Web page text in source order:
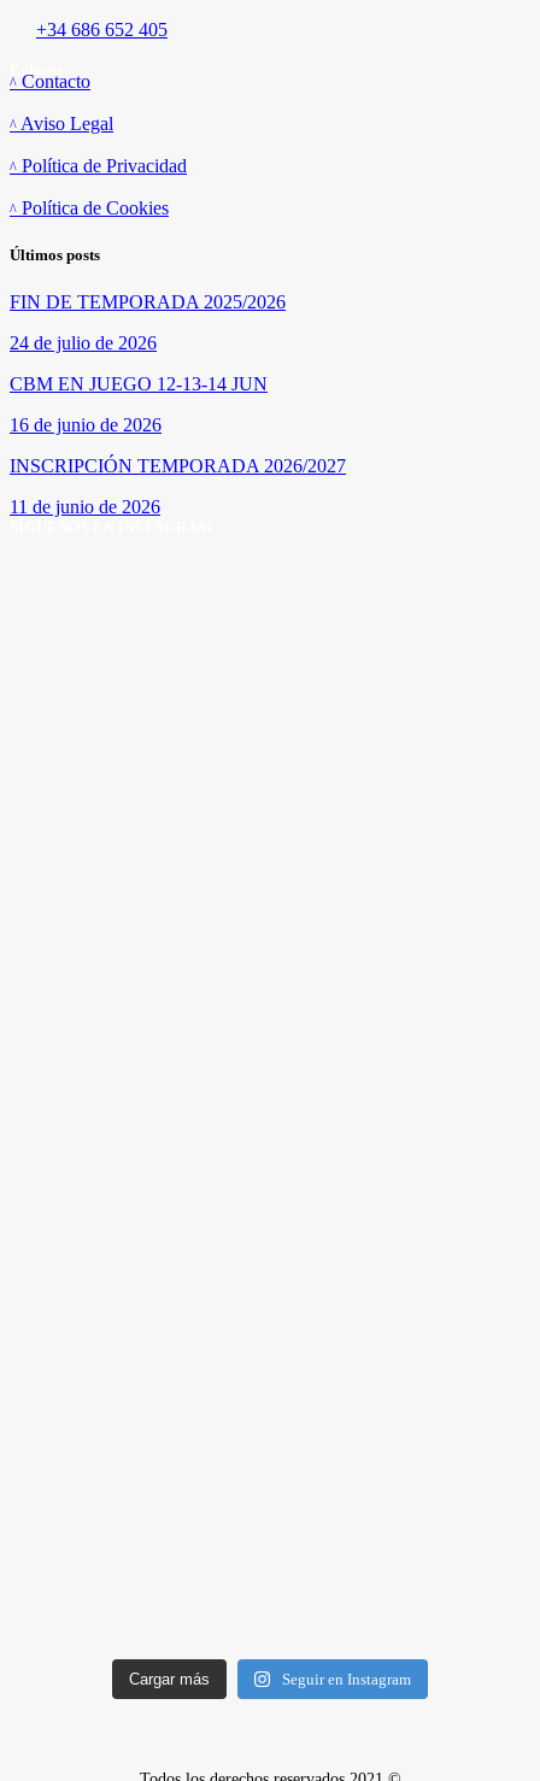
+34 686 652 405
Contacto
Aviso Legal
Política de Privacidad
Política de Cookies
Últimos posts
FIN DE TEMPORADA 2025/2026
24 de julio de 2026
CBM EN JUEGO 12-13-14 JUN
16 de junio de 2026
INSCRIPCIÓN TEMPORADA 2026/2027
11 de junio de 2026
Cargar más Seguir en Instagram